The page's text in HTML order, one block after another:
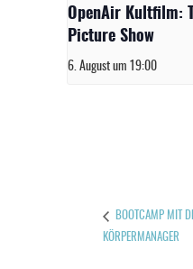
OpenAir Kultfilm:
Picture Show
6. August um 19:00
BOOTCAMP MIT
KÖRPERMANAGER